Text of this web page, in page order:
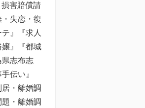
害賠償請
失恋・復
』『求人
』『都城
県志布志
伝い』
・離婚調
・離婚調